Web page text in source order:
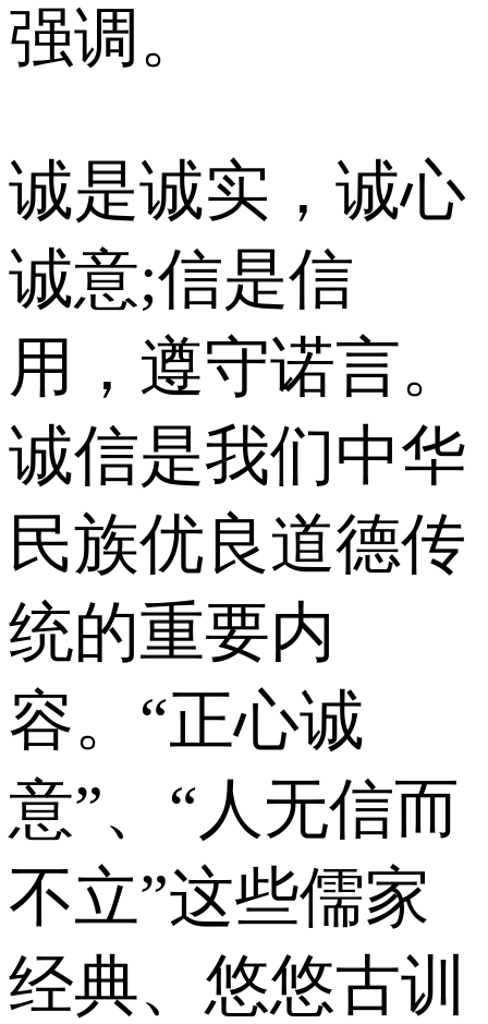
强调。
诚是诚实，诚心
诚意;信是信
用，遵守诺言。
诚信是我们中华
民族优良道德传
统的重要内
容。“正心诚
意”、“人无信而
不立”这些儒家
经典、悠悠古训